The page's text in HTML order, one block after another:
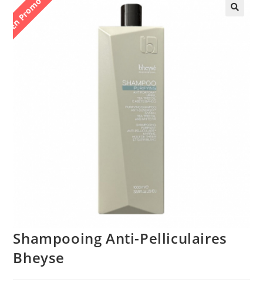
En Promo
Shampooing Anti-Pelliculaires
Bheyse